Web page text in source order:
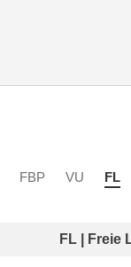
FBP VU FL
FL | Freie